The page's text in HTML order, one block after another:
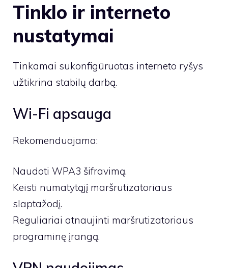
Tinklo ir interneto
nustatymai
Tinkamai sukonfigūruotas interneto ryšys
užtikrina stabilų darbą.
Wi-Fi apsauga
Rekomenduojama:
Naudoti WPA3 šifravimą.
Keisti numatytąjį maršrutizatoriaus
slaptažodį.
Reguliariai atnaujinti maršrutizatoriaus
programinę įrangą.